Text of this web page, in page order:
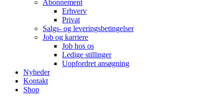
Abonnement
Erhverv
Privat
Salgs- og leveringsbetingelser
Job og karriere
Job hos os
Ledige stillinger
Uopfordret ansøgning
Nyheder
Kontakt
Shop